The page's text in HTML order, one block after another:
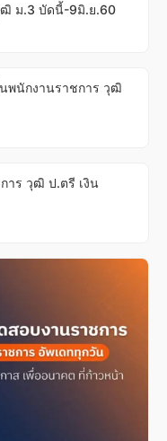
ฒิ ม.3 บัดนี้-9มิ.ย.60
พนักงานราชการ วุฒิ
าร วุฒิ ป.ตรี เงิน